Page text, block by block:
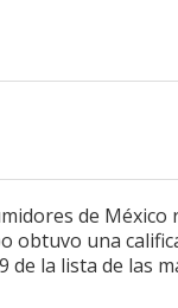
de México
una
de la lista de las